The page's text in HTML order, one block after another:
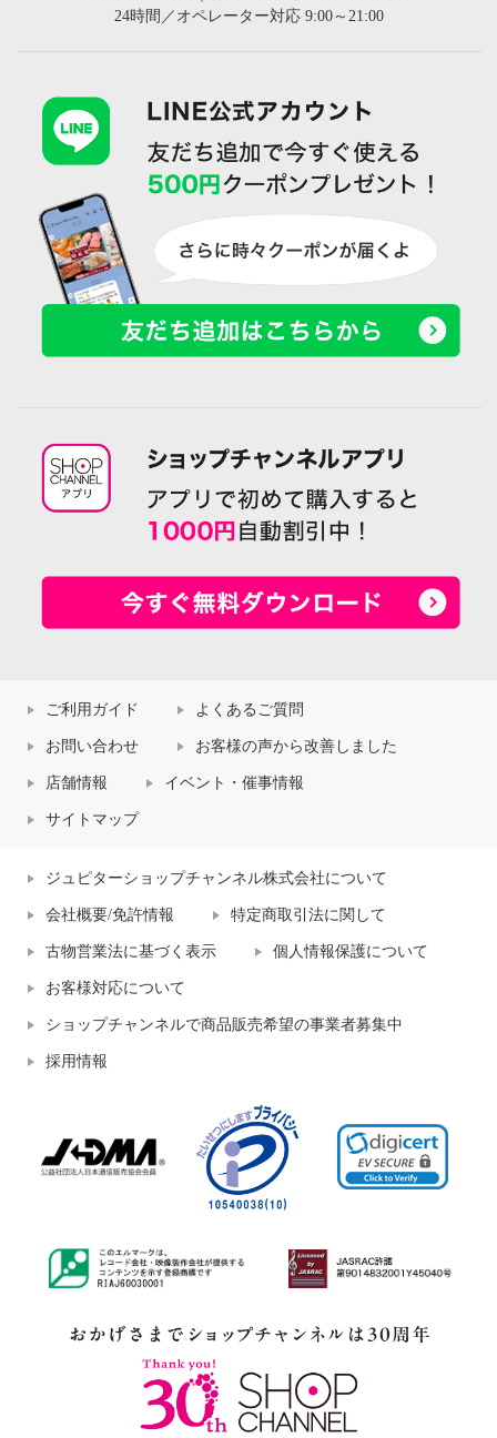
24時間／オペレーター対応 9:00～21:00
ご利用ガイド よくあるご質問
お問い合わせ お客様の声から改善しました
店舗情報 イベント・催事情報
サイトマップ
ジュピターショップチャンネル株式会社について
会社概要/免許情報 特定商取引法に関して
古物営業法に基づく表示 個人情報保護について
お客様対応について
ショップチャンネルで商品販売希望の事業者募集中
採用情報